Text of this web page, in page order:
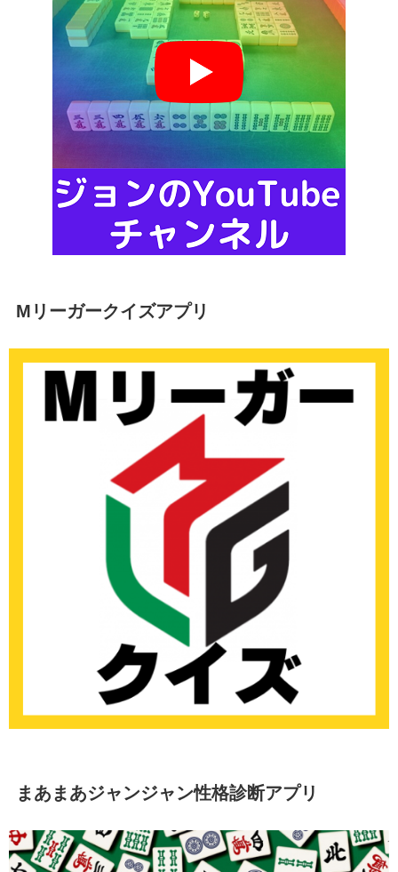
Mリーガークイズアプリ
まあまあジャンジャン性格診断アプリ